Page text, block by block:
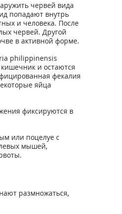
червей вида
попадают внутрь
и человека. После
червей. Другой
в активной форме.
philippinensis
и остаются
фекалия
яйца
фиксируются в
или поцелуе с
мышей,
размножаться,